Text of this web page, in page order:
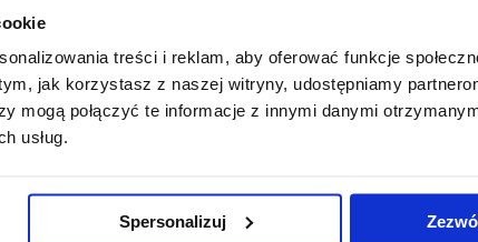
treści i reklam, aby oferować funkcje
jak korzystasz z naszej witryny, udostępniamy
mogą połączyć te informacje z innymi danymi
usług.
Spersonalizuj